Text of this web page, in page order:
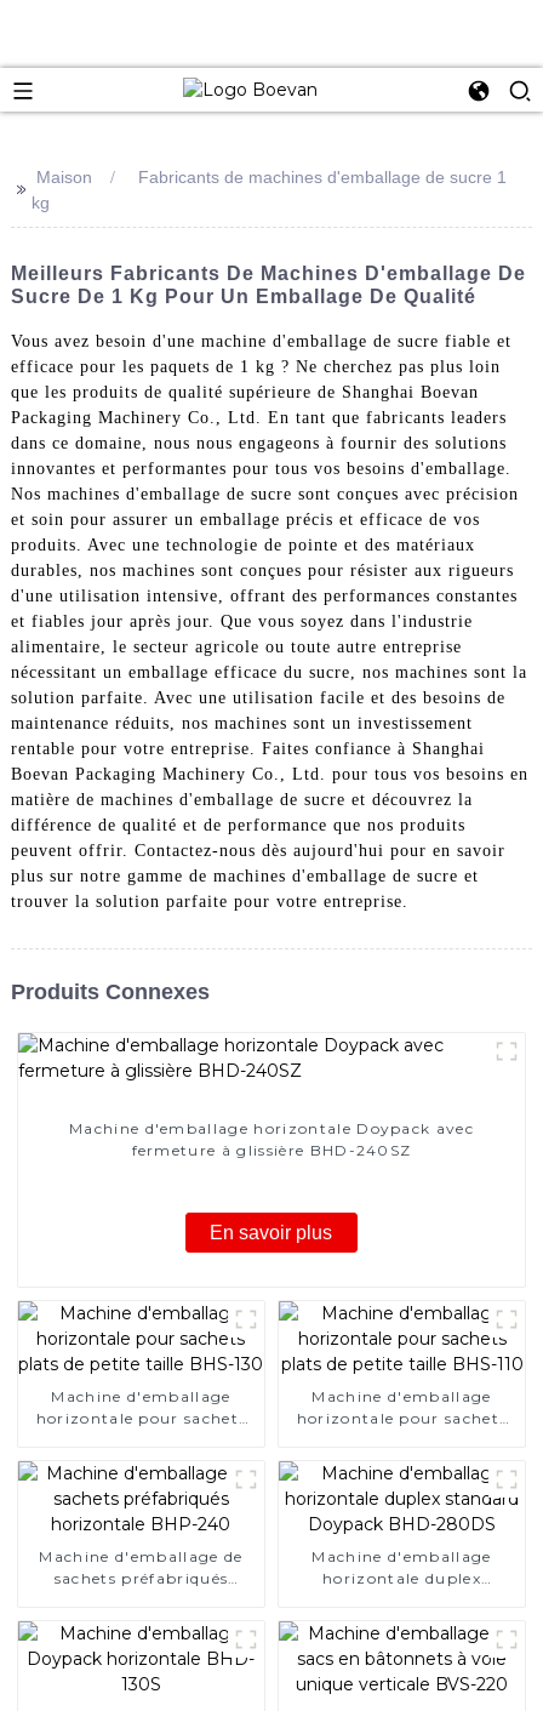
>> Maison
Fabricants de machines d'emballage de sucre 1
kg
Meilleurs Fabricants De Machines D'emballage De
Sucre De 1 Kg Pour Un Emballage De Qualité
Vous avez besoin d'une machine d'emballage de sucre fiable et
efficace pour les paquets de 1 kg ? Ne cherchez pas plus loin
que les produits de qualité supérieure de Shanghai Boevan
Packaging Machinery Co., Ltd. En tant que fabricants leaders
dans ce domaine, nous nous engageons à fournir des solutions
innovantes et performantes pour tous vos besoins d'emballage.
Nos machines d'emballage de sucre sont conçues avec précision
et soin pour assurer un emballage précis et efficace de vos
produits. Avec une technologie de pointe et des matériaux
durables, nos machines sont conçues pour résister aux rigueurs
d'une utilisation intensive, offrant des performances constantes
et fiables jour après jour. Que vous soyez dans l'industrie
alimentaire, le secteur agricole ou toute autre entreprise
nécessitant un emballage efficace du sucre, nos machines sont la
solution parfaite. Avec une utilisation facile et des besoins de
maintenance réduits, nos machines sont un investissement
rentable pour votre entreprise. Faites confiance à Shanghai
Boevan Packaging Machinery Co., Ltd. pour tous vos besoins en
matière de machines d'emballage de sucre et découvrez la
différence de qualité et de performance que nos produits
peuvent offrir. Contactez-nous dès aujourd'hui pour en savoir
plus sur notre gamme de machines d'emballage de sucre et
trouver la solution parfaite pour votre entreprise.
Produits Connexes
Machine d'emballage horizontale Doypack avec
fermeture à glissière BHD-240SZ
En savoir plus
Machine d'emballage
horizontale pour sachets
Machine d'emballage
horizontale pour sachets
Machine d'emballage de
sachets préfabriqués
Machine d'emballage
horizontale duplex